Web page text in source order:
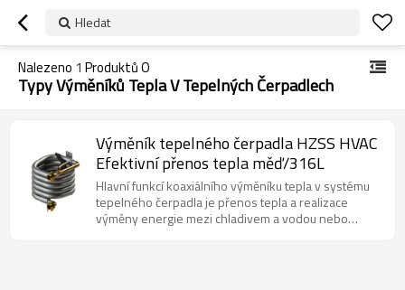
Hledat
Nalezeno 1 Produktů O
Typy Výměníků Tepla V Tepelných Čerpadlech
Výměník tepelného čerpadla HZSS HVAC
Efektivní přenos tepla měď/316L
Hlavní funkcí koaxiálního výměníku tepla v systému
tepelného čerpadla je přenos tepla a realizace
výměny energie mezi chladivem a vodou nebo